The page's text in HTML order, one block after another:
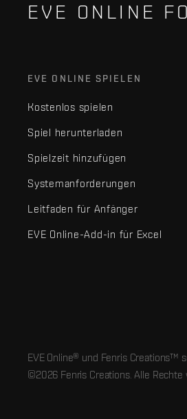
EVE ONLINE
EVE ONLINE SPIELEN
Kostenlos spielen
Spiel herunterladen
Spielzeit hinzufügen
Systemanforderungen
Leitfaden für Anfänger
EVE Online-Add-in für Excel
EVE Online® und Fenris Creations™
©2026 Fenris Creations. Alle Rechte